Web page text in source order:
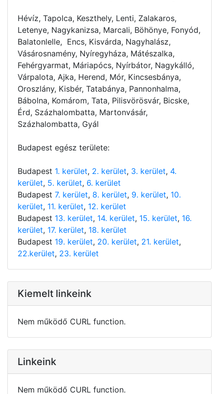
Hévíz, Tapolca, Keszthely, Lenti, Zalakaros,
Letenye, Nagykanizsa, Marcali, Böhönye, Fonyód,
Balatonlelle, Encs, Kisvárda, Nagyhalász,
Vásárosnamény, Nyíregyháza, Mátészalka,
Fehérgyarmat, Máriapócs, Nyírbátor, Nagykálló,
Várpalota, Ajka, Herend, Mór, Kincsesbánya,
Oroszlány, Kisbér, Tatabánya, Pannonhalma,
Bábolna, Komárom, Tata, Pilisvörösvár, Bicske,
Érd, Százhalombatta, Martonvásár,
Százhalombatta, Gyál
Budapest egész területe:
Budapest 1. kerület, 2. kerület, 3. kerület, 4.
kerület, 5. kerület, 6. kerület
Budapest 7. kerület, 8. kerület, 9. kerület, 10.
kerület, 11. kerület, 12. kerület
Budapest 13. kerület, 14. kerület, 15. kerület, 16.
kerület, 17. kerület, 18. kerület
Budapest 19. kerület, 20. kerület, 21. kerület,
22.kerület, 23. kerület
Kiemelt linkeink
Nem működő CURL function.
Linkeink
Nem működő CURL function.